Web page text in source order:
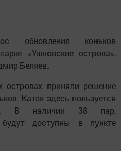
обновления коньков
«Ушковские острова»,
Беляев.
островах приняли решение
Каток здесь пользуется
В наличии 38 пар,
доступны в пункте